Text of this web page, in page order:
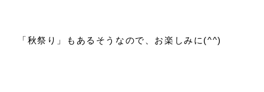
「秋祭り」もあるそうなので、お楽しみに(^^)